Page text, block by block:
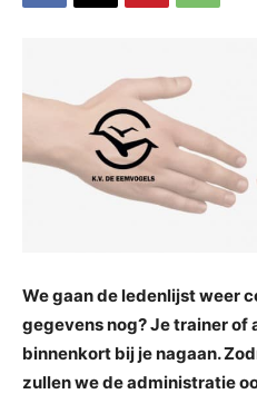
We gaan de ledenlijst weer
gegevens nog? Je trainer of
binnenkort bij je nagaan.
zullen we de administratie